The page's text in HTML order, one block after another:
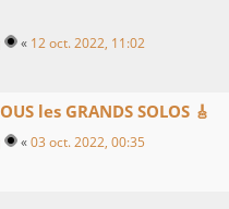
« 12 oct. 2022, 11:02
les GRANDS SOLOS 🎸
«03 oct. 2022, 00:35